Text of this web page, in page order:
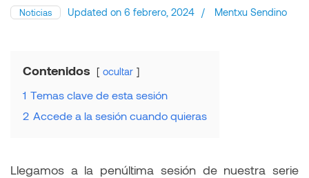
Noticias Updated on 6 febrero, 2024 / Mentxu Sendino
Contenidos ocultar
1 Temas clave de esta sesión
2 Accede a la sesión cuando quieras
Llegamos a la penúltima sesión de nuestra serie